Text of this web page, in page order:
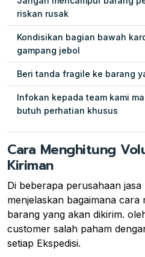
riskan rusak
Kondisikan bagian bawah
gampang jebol
Beri tanda fragile ke barang
Infokan kepada team kami
butuh perhatian khusus
Cara Menghitung
Kiriman
Di beberapa perusahaan
menjelaskan bagaimana
barang yang akan dikirim.
customer salah paham
setiap Ekspedisi.